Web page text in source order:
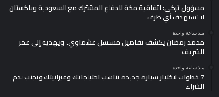
مسؤول تركي: اتفاقية مكة للدفاع المشترك مع السعودية وباكستان
لا تستهدف أي طرف
منذ ساعة واحدة
محمد رمضان يكشف تفاصيل مسلسل عشماوي.. ويهديه إلى عمر
الشريف
منذ ساعة واحدة
7 خطوات لاختيار سيارة جديدة تناسب احتياجاتك وميزانيتك وتجنب ندم
الشراء